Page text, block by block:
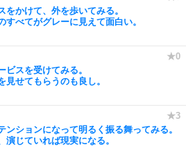
をかけて、外を歩いてみる。
すべてがグレーに見えて面白い。
ビスを受けてみる。
見せてもらうのも良し。
ンションになって明るく振る舞ってみる。
演じていれば現実になる。